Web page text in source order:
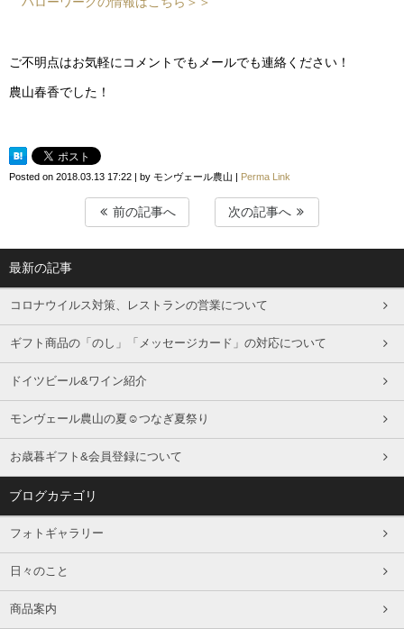
ご不明点はお気軽にコメントでもメールでも連絡ください！
農山春香でした！
Posted on 2018.03.13 17:22 | by モンヴェール農山 | Perma Link
前の記事へ 次の記事へ
最新の記事
コロナウイルス対策、レストランの営業について
ギフト商品の「のし」「メッセージカード」の対応について
ドイツビール&ワイン紹介
モンヴェール農山の夏☺つなぎ夏祭り
お歳暮ギフト&会員登録について
ブログカテゴリ
フォトギャラリー
日々のこと
商品案内